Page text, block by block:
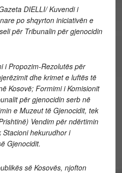
DIELLI/ Kuvendi i
po shqyrton iniciativën e
për Tribunalin për gjenocidin
i Propozim-Rezolutës për
dhe krimet e luftës të
Kosovë; Formimi i Komisionit
për gjenocidin serb në
e Muzeut të Gjenocidit, tek
Vendim për ndërtimin
hekurudhor i
Gjenocidit.
së Kosovës, njofton